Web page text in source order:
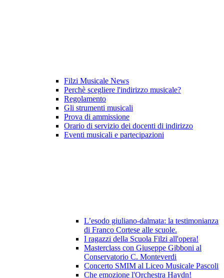
Filzi Musicale News
Perchè scegliere l'indirizzo musicale?
Regolamento
Gli strumenti musicali
Prova di ammissione
Orario di servizio dei docenti di indirizzo
Eventi musicali e partecipazioni
L’esodo giuliano-dalmata: la testimonianza
di Franco Cortese alle scuole.
I ragazzi della Scuola Filzi all'opera!
Masterclass con Giuseppe Gibboni al
Conservatorio C. Monteverdi
Concerto SMIM al Liceo Musicale Pascoli
Che emozione l'Orchestra Haydn!